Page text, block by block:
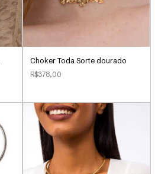
Choker Toda Sorte dourado
R$378,00